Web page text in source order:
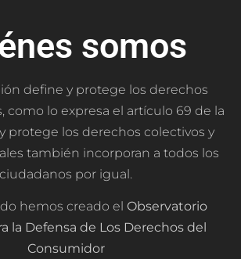
somos
define y protege los derechos
como lo expresa el artículo 69 de la
protege los derechos colectivos y
también incorporan a todos los
ciudadanos por igual.
hemos creado el Observatorio
la Defensa de Los Derechos del
Consumidor